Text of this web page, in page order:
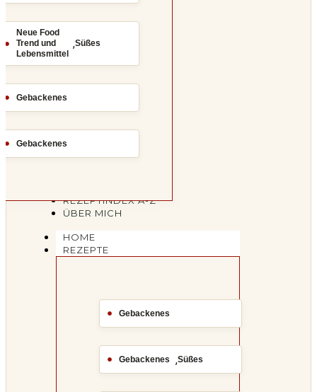
Neue Food
Trend und
Lebensmittel
,Süßes
Gebackenes
Gebackenes
REZEPTINDEX A-Z
ÜBER MICH
HOME
REZEPTE
Gebackenes
Gebackenes ,Süßes